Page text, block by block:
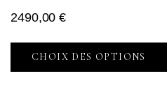
2490,00€
CHOIX DES OPTIONS